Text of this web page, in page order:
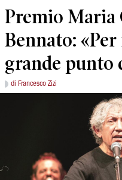
Premio Maria
Bennato:
grande
di Francesco Zizi